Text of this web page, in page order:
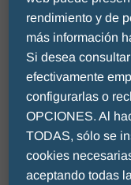
Disponible
en:
rendimiento y de
más información
Si desea
efectivamente
configurarlas o
OPCIONES. Al
TODAS, sólo se
cookies
aceptando todas